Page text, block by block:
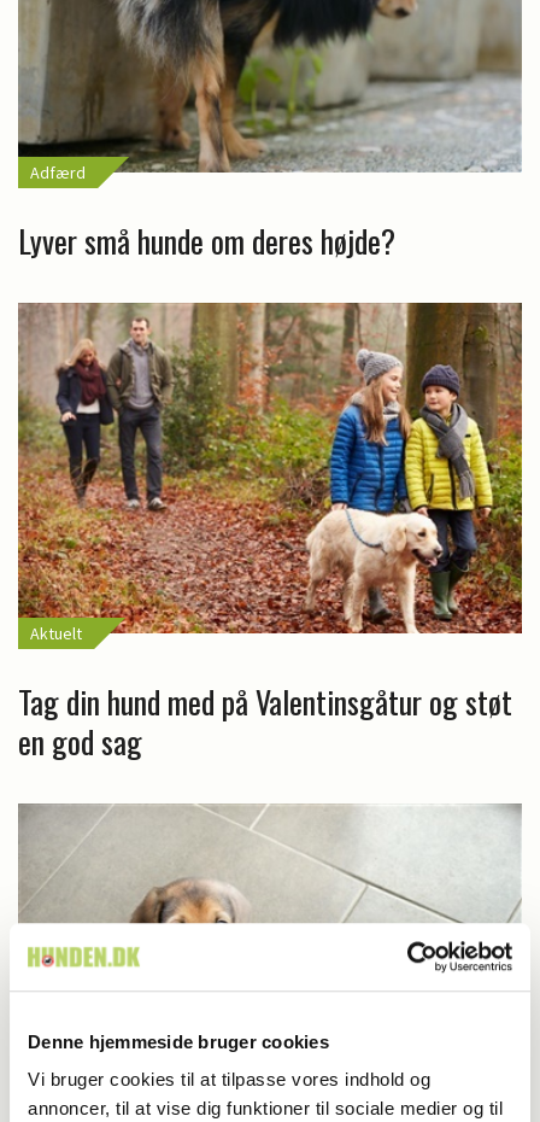
Denne hjemmeside bruger cookies
Vi bruger cookies til at tilpasse vores indhold og
annoncer, til at vise dig funktioner til sociale medier og til
Adfærd
Lyver små hunde om deres højde?
Aktuelt
Tag din hund med på Valentinsgåtur og støt
en god sag